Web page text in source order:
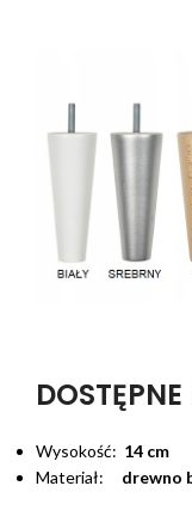
Wysokość: 14 cm
Materiał: drewno